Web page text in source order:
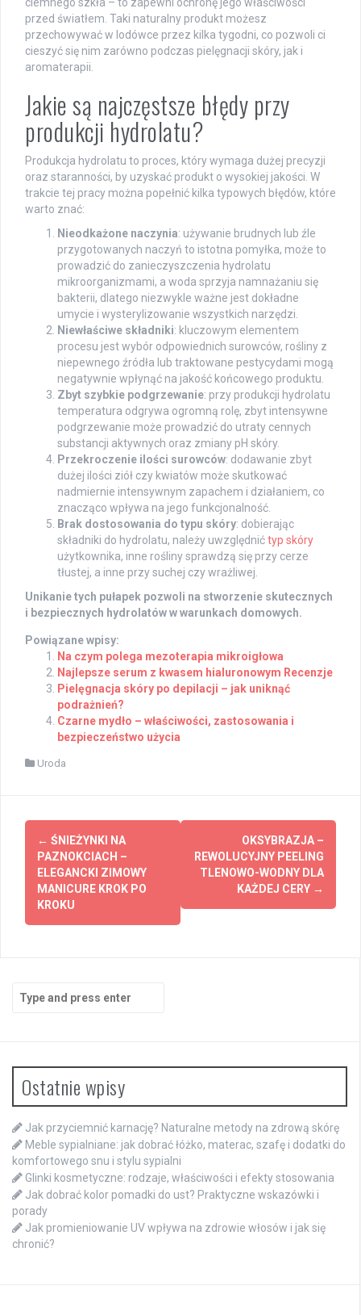
przed światłem. Taki naturalny produkt możesz
przechowywać w lodówce przez kilka tygodni, co pozwoli ci
cieszyć się nim zarówno podczas pielęgnacji skóry, jak i
aromaterapii.
Jakie są najczęstsze błędy przy
produkcji hydrolatu?
Produkcja hydrolatu to proces, który wymaga dużej precyzji
oraz staranności, by uzyskać produkt o wysokiej jakości. W
trakcie tej pracy można popełnić kilka typowych błędów, które
warto znać:
Nieodkażone naczynia: używanie brudnych lub źle
przygotowanych naczyń to istotna pomyłka, może to
prowadzić do zanieczyszczenia hydrolatu
mikroorganizmami, a woda sprzyja namnażaniu się
bakterii, dlatego niezwykle ważne jest dokładne
umycie i wysterylizowanie wszystkich narzędzi.
Niewłaściwe składniki: kluczowym elementem
procesu jest wybór odpowiednich surowców, rośliny z
niepewnego źródła lub traktowane pestycydami mogą
negatywnie wpłynąć na jakość końcowego produktu.
Zbyt szybkie podgrzewanie: przy produkcji hydrolatu
temperatura odgrywa ogromną rolę, zbyt intensywne
podgrzewanie może prowadzić do utraty cennych
substancji aktywnych oraz zmiany pH skóry.
Przekroczenie ilości surowców: dodawanie zbyt
dużej ilości ziół czy kwiatów może skutkować
nadmiernie intensywnym zapachem i działaniem, co
znacząco wpływa na jego funkcjonalność.
Brak dostosowania do typu skóry: dobierając
składniki do hydrolatu, należy uwzględnićtyp skóry
użytkownika, inne rośliny sprawdzą się przy cerze
tłustej, a inne przy suchej czy wrażliwej.
Unikanie tych pułapek pozwoli na stworzenie skutecznych
i bezpiecznych hydrolatów w warunkach domowych.
Powiązane wpisy:
Na czym polega mezoterapia mikroigłowa
Najlepsze serum z kwasem hialuronowym Recenzje
Pielęgnacja skóry po depilacji – jak uniknąć
podrażnień?
Czarne mydło – właściwości, zastosowania i
bezpieczeństwo użycia
Uroda
Post
navigation
← ŚNIEŻYNKI NA
PAZNOKCIACH –
ELEGANCKI ZIMOWY
MANICURE KROK PO
KROKU
OKSYBRAZJA –
REWOLUCYJNY PEELING
TLENOWO-WODNY DLA
KAŻDEJ CERY →
for:
Ostatnie wpisy
Jak przyciemnić karnację? Naturalne metody na zdrową skórę
Meble sypialniane: jak dobrać łóżko, materac, szafę i dodatki do
komfortowego snu i stylu sypialni
Glinki kosmetyczne: rodzaje, właściwości i efekty stosowania
Jak dobrać kolor pomadki do ust? Praktyczne wskazówki i
porady
Jak promieniowanie UV wpływa na zdrowie włosów i jak się
chronić?